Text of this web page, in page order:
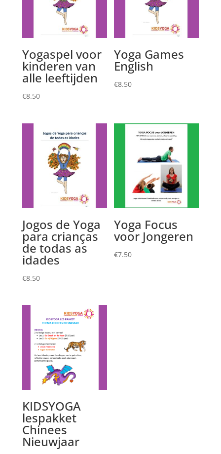
Yogaspel voor
kinderen van
alle leeftijden
€8.50
Yoga Games
English
€8.50
Jogos de Yoga
para crianças
de todas as
idades
€8.50
Yoga Focus
voor Jongeren
€7.50
KIDSYOGA
lespakket
Chinees
Nieuwjaar